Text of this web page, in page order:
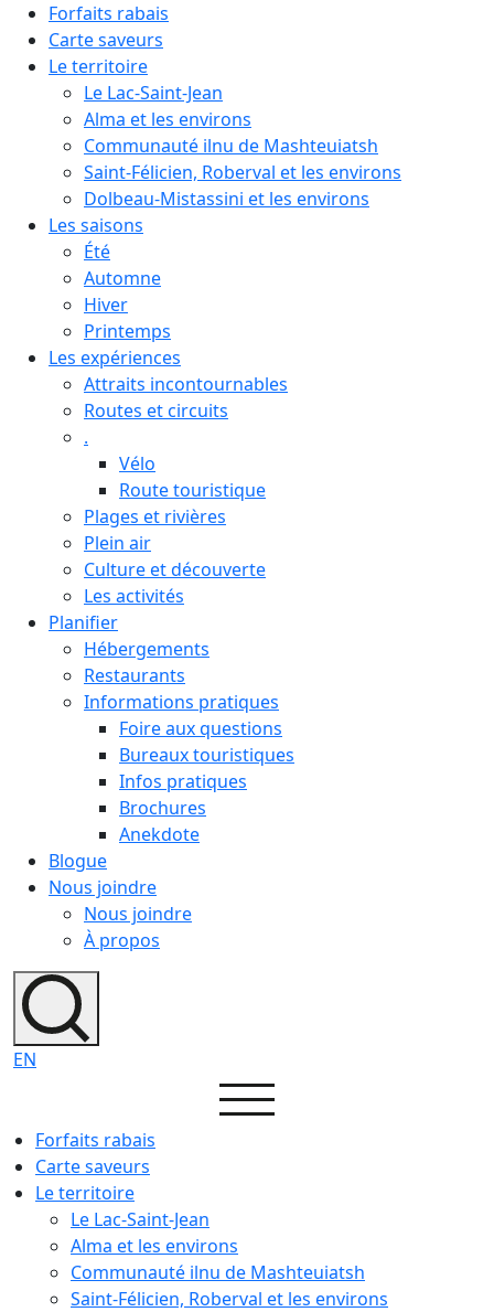
Forfaits rabais
Carte saveurs
Le territoire
Le Lac-Saint-Jean
Alma et les environs
Communauté ilnu de Mashteuiatsh
Saint-Félicien, Roberval et les environs
Dolbeau-Mistassini et les environs
Les saisons
Été
Automne
Hiver
Printemps
Les expériences
Attraits incontournables
Routes et circuits
.
Vélo
Route touristique
Plages et rivières
Plein air
Culture et découverte
Les activités
Planifier
Hébergements
Restaurants
Informations pratiques
Foire aux questions
Bureaux touristiques
Infos pratiques
Brochures
Anekdote
Blogue
Nous joindre
Nous joindre
À propos
EN
Forfaits rabais
Carte saveurs
Le territoire
Le Lac-Saint-Jean
Alma et les environs
Communauté ilnu de Mashteuiatsh
Saint-Félicien, Roberval et les environs